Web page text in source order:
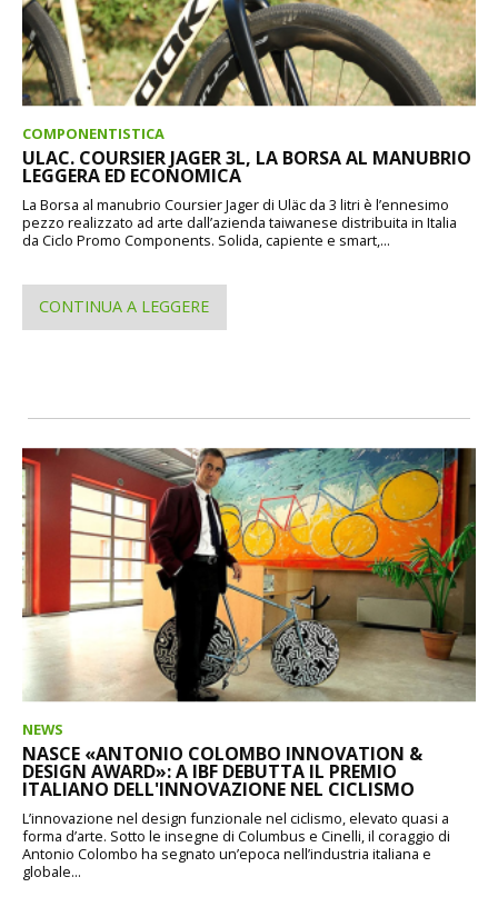
COMPONENTISTICA
ULAC. COURSIER JAGER 3L, LA BORSA AL MANUBRIO
LEGGERA ED ECONOMICA
La Borsa al manubrio Coursier Jager di Uläc da 3 litri è l’ennesimo
pezzo realizzato ad arte dall’azienda taiwanese distribuita in Italia
da Ciclo Promo Components. Solida, capiente e smart,...
CONTINUA A LEGGERE
NEWS
NASCE «ANTONIO COLOMBO INNOVATION &
DESIGN AWARD»: A IBF DEBUTTA IL PREMIO
ITALIANO DELL'INNOVAZIONE NEL CICLISMO
L’innovazione nel design funzionale nel ciclismo, elevato quasi a
forma d’arte. Sotto le insegne di Columbus e Cinelli, il coraggio di
Antonio Colombo ha segnato un’epoca nell’industria italiana e
globale...